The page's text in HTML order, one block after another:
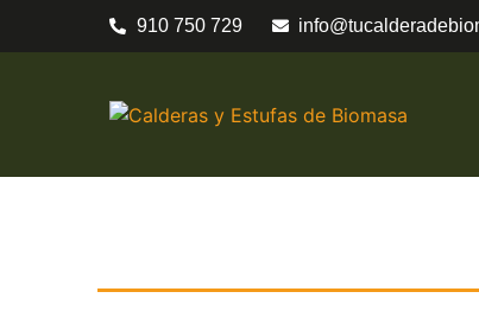
910 750 729